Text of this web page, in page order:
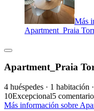
Más
Apartment_Praia
Apartment_Praia
4 huéspedes · 1 habitación
10Excepcional5
Más información sobre